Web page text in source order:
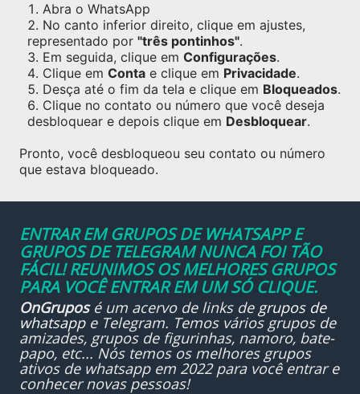
Abra o WhatsApp
No canto inferior direito, clique em ajustes,
representado por "três pontinhos".
Em seguida, clique em Configurações.
Clique em Conta e clique em Privacidade.
Desça até o fim da tela e clique em Bloqueados.
Clique no contato ou número que você deseja
desbloquear e depois clique em Desbloquear.
Pronto, você desbloqueou seu contato ou número
que estava bloqueado.
ENTRAR EM GRUPOS DE WHATSAPP E
GRUPOS DE TELEGRAM NUNCA FOI TÃO
FÁCIL! REUNIMOS OS MELHORES GRUPOS
PARA VOCÊ ENTRAR EM UM SÓ CLIQUE.
OnGruposé um acervo de links de grupos de
whatsappe Telegram. Temos vários grupos de
amizades, grupos de figurinhas, namoro, bate-
papo, etc... Nós temos os melhores grupos
ativos de whatsapp em 2022 para você entrar e
conhecer novas pessoas!